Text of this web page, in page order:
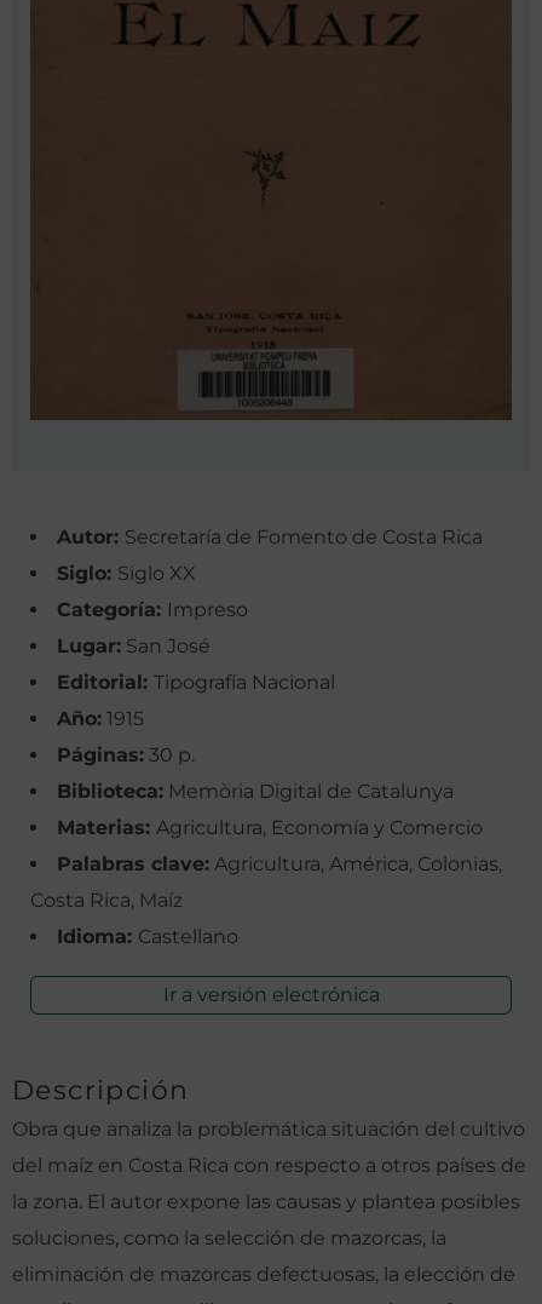
Autor: Secretaría de Fomento de Costa Rica
Siglo: Siglo XX
Categoría: Impreso
Lugar: San José
Editorial: Tipografía Nacional
Año: 1915
Páginas: 30 p.
Biblioteca: Memòria Digital de Catalunya
Materias: Agricultura, Economía y Comercio
Palabras clave: Agricultura, América, Colonias,
Costa Rica, Maíz
Idioma: Castellano
Ir a versión electrónica
Descripción
Obra que analiza la problemática situación del cultivo
del maíz en Costa Rica con respecto a otros países de
la zona. El autor expone las causas y plantea posibles
soluciones, como la selección de mazorcas, la
eliminación de mazorcas defectuosas, la elección de